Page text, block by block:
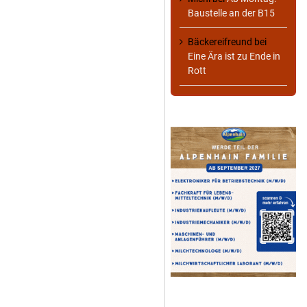
Baustelle an der B15
Bäckereifreund bei
Eine Ära ist zu Ende in
Rott